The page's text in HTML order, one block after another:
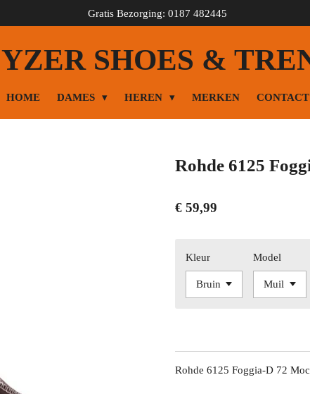
Gratis Bezorging: 0187 482445
SHOES &
HOME DAMES HEREN MERKEN CONTACT
Rohde 6125
€ 59,99
Kleur Model
Rohde 6125 Foggia-D 72